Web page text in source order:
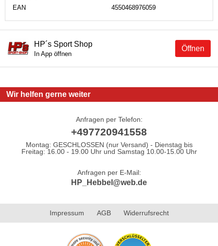
EAN
4550468976059
Öffnen
HP´s Sport Shop
In App öffnen
Wir helfen gerne weiter
Anfragen per Telefon:
+497720941558
Montag: GESCHLOSSEN (nur Versand) - Dienstag bis
Freitag: 16.00 - 19.00 Uhr und Samstag 10.00-15.00 Uhr
Anfragen per E-Mail:
HP_Hebbel@web.de
Impressum AGB Widerrufsrecht